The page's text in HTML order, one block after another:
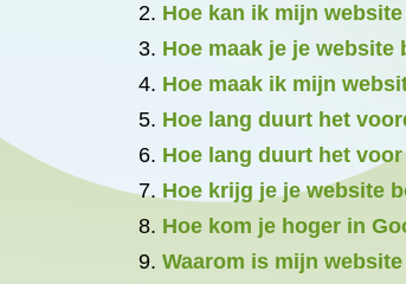
Hoe kan ik mijn
Hoe maak je je website
Hoe maak ik mijn
Hoe lang duurt het
Hoe lang duurt het
Hoe krijg je je website
Hoe kom je hoger in
Waarom is mijn